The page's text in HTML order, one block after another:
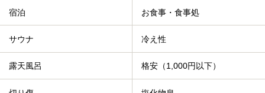
宿泊 お食事・食事処
サウナ 冷え性
露天風呂 格安（1,000円以下）